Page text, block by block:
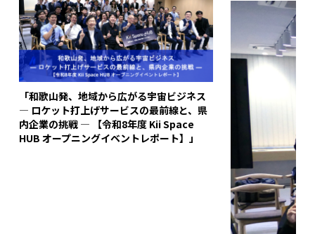
「和歌山発、地域から広がる宇宙ビジネス
― ロケット打上げサービスの最前線と、県
内企業の挑戦 ― 【令和8年度 Kii Space
HUB オープニングイベントレポート】」